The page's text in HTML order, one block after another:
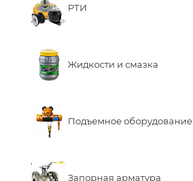
РТИ
Жидкости и смазка
Подъемное оборудование
Запорная арматура